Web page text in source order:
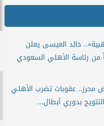
خالد العيسى يعلن
من رئاسة الأهلي السعودي
محرز.. عقوبات تضرب الأهلي
بدوري أبطال...